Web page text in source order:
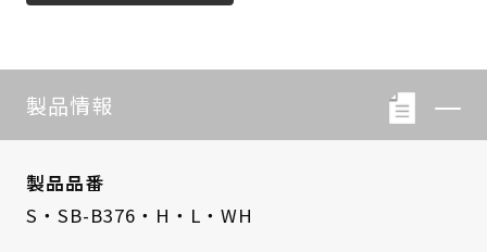
製品情報
製品品番
S・SB-B376・H・L・WH